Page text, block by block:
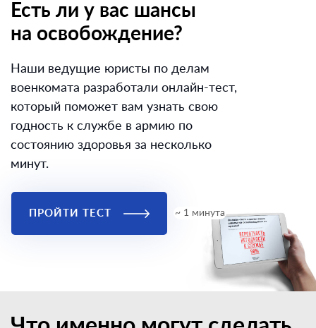
Есть ли у вас шансы
на освобождение?
Наши ведущие юристы по делам
военкомата разработали онлайн-тест,
который поможет вам узнать свою
годность к службе в армию по
состоянию здоровья за несколько
минут.
ПРОЙТИ ТЕСТ ~ 1 минута